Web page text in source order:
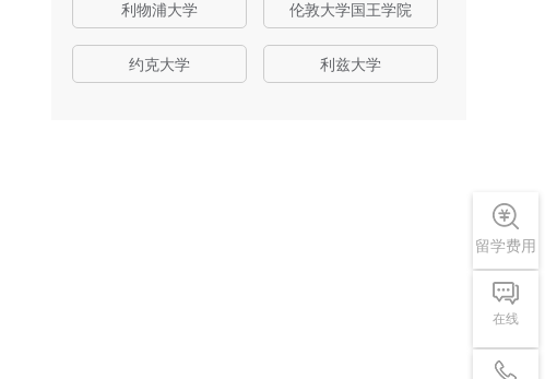
留学费用
在线
利物浦大学 伦敦大学国王学院
约克大学 利兹大学